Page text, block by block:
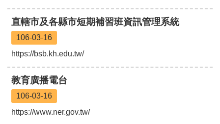
兒
津
水
域
安
全
回
直轄市及各縣市短期補習班資訊管理系統
106-03-16
https://bsb.kh.edu.tw/
教育廣播電台
106-03-16
https://www.ner.gov.tw/